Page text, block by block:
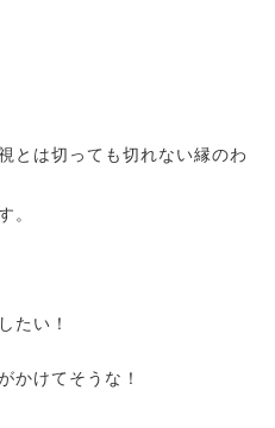
とは切っても切れない縁のわ
。
たい！
かけてそうな！